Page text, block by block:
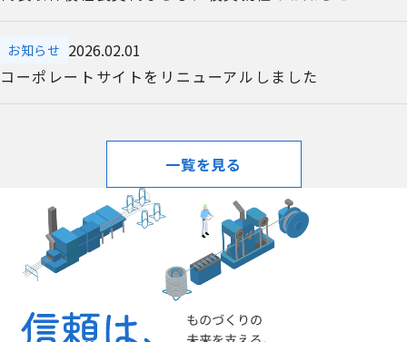
一覧を見る
お知らせ 2026.02.01
コーポレートサイトをリニューアルしました